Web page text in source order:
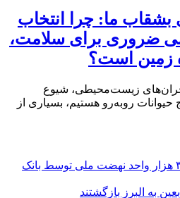
ما: چرا انتخاب
ضروری برای سلامت،
زمین است؟
زیست‌محیطی، شیوع
روبه‌رو هستیم، بسیاری از
تأمین مالی بیش از ۳۹۶ هزار واحد نهضت ملی توسط بانک